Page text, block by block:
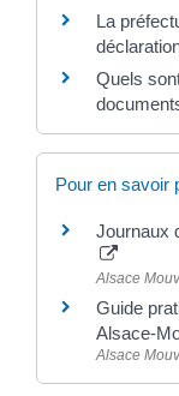
La
Quels
Pour en savoir
Journaux
Alsace
Guide
Alsace-
Alsace